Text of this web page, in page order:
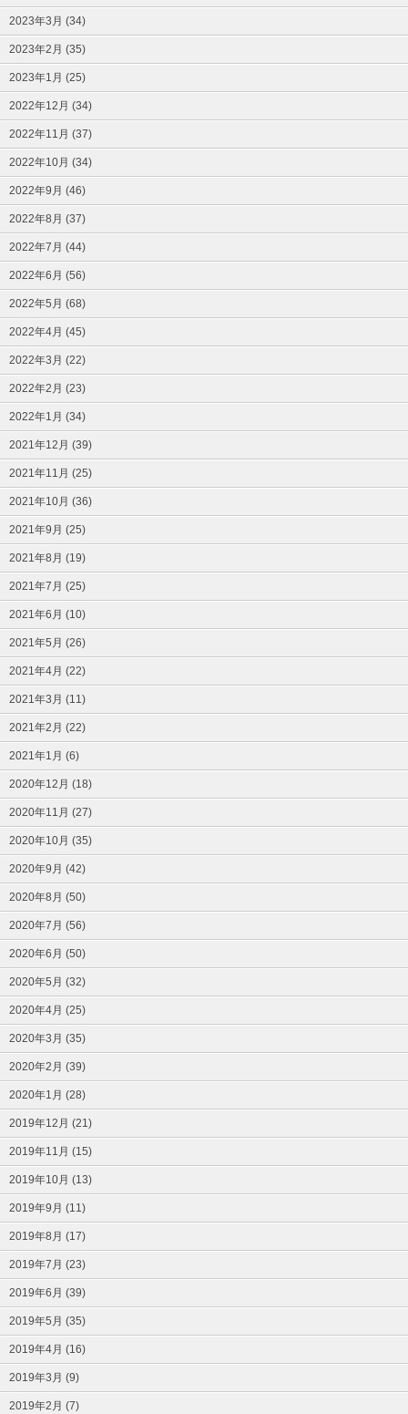
2023年3月 (34)
2023年2月 (35)
2023年1月 (25)
2022年12月 (34)
2022年11月 (37)
2022年10月 (34)
2022年9月 (46)
2022年8月 (37)
2022年7月 (44)
2022年6月 (56)
2022年5月 (68)
2022年4月 (45)
2022年3月 (22)
2022年2月 (23)
2022年1月 (34)
2021年12月 (39)
2021年11月 (25)
2021年10月 (36)
2021年9月 (25)
2021年8月 (19)
2021年7月 (25)
2021年6月 (10)
2021年5月 (26)
2021年4月 (22)
2021年3月 (11)
2021年2月 (22)
2021年1月 (6)
2020年12月 (18)
2020年11月 (27)
2020年10月 (35)
2020年9月 (42)
2020年8月 (50)
2020年7月 (56)
2020年6月 (50)
2020年5月 (32)
2020年4月 (25)
2020年3月 (35)
2020年2月 (39)
2020年1月 (28)
2019年12月 (21)
2019年11月 (15)
2019年10月 (13)
2019年9月 (11)
2019年8月 (17)
2019年7月 (23)
2019年6月 (39)
2019年5月 (35)
2019年4月 (16)
2019年3月 (9)
2019年2月 (7)